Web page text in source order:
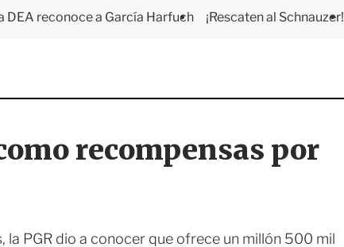
DEA reconoce a García Harfuch ¡Rescaten al Schnauzer!
recompensas por
PGR dio a conocer que ofrece un millón 500 mil